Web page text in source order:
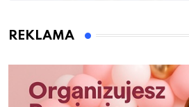
REKLAMA